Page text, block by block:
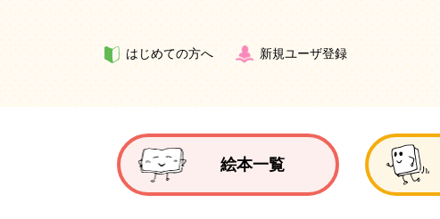
はじめての方へ 新規ユーザ登録
絵本一覧